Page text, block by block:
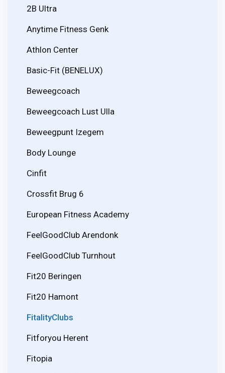
2B Ultra
Anytime Fitness Genk
Athlon Center
Basic-Fit (BENELUX)
Beweegcoach
Beweegcoach Lust Ulla
Beweegpunt Izegem
Body Lounge
Cinfit
Crossfit Brug 6
European Fitness Academy
FeelGoodClub Arendonk
FeelGoodClub Turnhout
Fit20 Beringen
Fit20 Hamont
FitalityClubs
Fitforyou Herent
Fitopia